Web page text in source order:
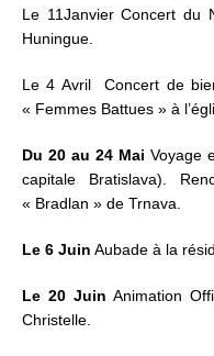
Le 11Janvier Concert du
Huningue.
Le 4 Avril Concert de
« Femmes Battues » à
Du 20 au 24 Mai Voyage
capitale Bratislava).
« Bradlan » de Trnava.
Le 6 Juin Aubade à la
Le 20 Juin Animation
Christelle.